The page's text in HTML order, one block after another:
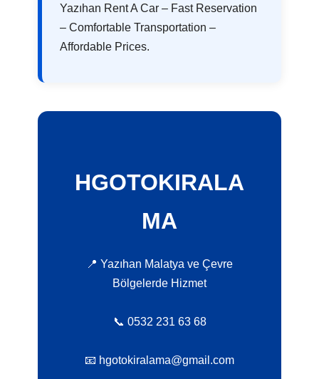
Yazıhan Rent A Car – Fast Reservation
– Comfortable Transportation –
Affordable Prices.
HGOTOKIRALA
MA
📍 Yazıhan Malatya ve Çevre
Bölgelerde Hizmet
📞 0532 231 63 68
📧 hgotokiralama@gmail.com